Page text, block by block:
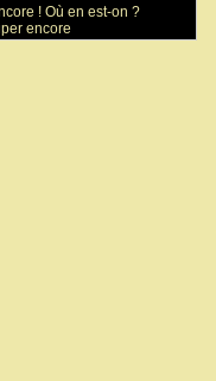
! Où en est-on ?
encore